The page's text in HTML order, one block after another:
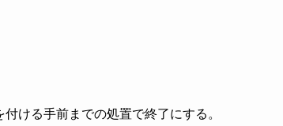
ける手前までの処置で終了にする。